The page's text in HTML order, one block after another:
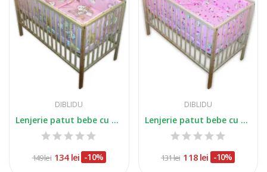
DIBLIDU
Lenjerie patut bebe cu 5 piese ursuletul...
149 lei 134 lei -10%
DIBLIDU
Lenjerie patut bebe cu 5 piese pisicuta roz
131 lei 118 lei -10%